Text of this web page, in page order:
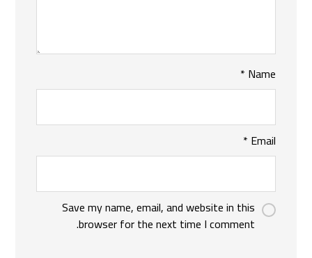
Name
*
Email
*
Save my name, email, and website in this
browser for the next time I comment.